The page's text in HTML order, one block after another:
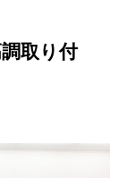
取り付